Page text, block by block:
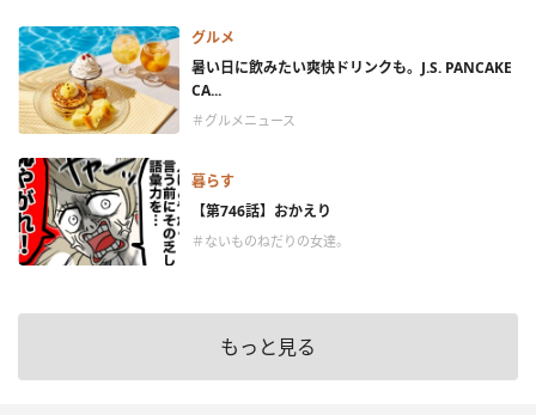
グルメ
暑い日に飲みたい爽快ドリンクも。J.S. PANCAKE
CA...
＃グルメニュース
暮らす
【第746話】おかえり
＃ないものねだりの女達。
もっと見る